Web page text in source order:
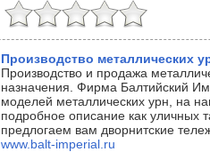
Производство металлических
Производство и продажа
назначения. Фирма Балтийский
моделей металлических урн, на
подробное описание как уличных
предлогаем вам дворнитские
www.balt-imperial.ru